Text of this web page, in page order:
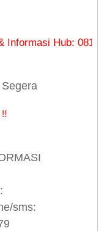
Hub: 0813 8480
sms: